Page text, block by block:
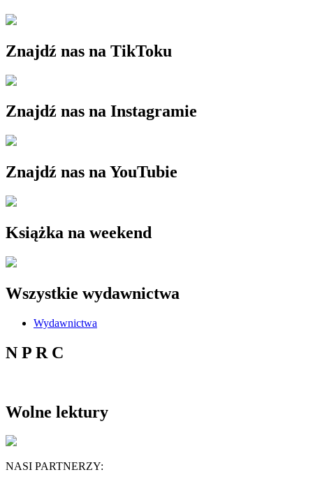
Znajdź nas na TikToku
Znajdź nas na Instagramie
Znajdź nas na YouTubie
Książka na weekend
Wszystkie wydawnictwa
Wydawnictwa
N P R C
Wolne lektury
NASI PARTNERZY: